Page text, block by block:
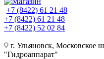
+7 (8422) 61 21 48
+7 (8422) 61 21 48
+7 (8422) 52 02 84
г. Ульяновск, Московское
"Гидроаппарат"